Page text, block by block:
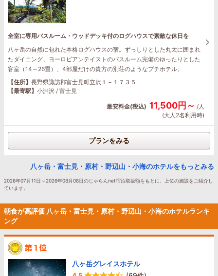
全室に専用バスルーム・ウッドデッキ付のログハウスで素敵な休日を
八ヶ岳の自然に包れた本格ログハウスの宿。ずっしりとした丸太に囲まれ
たダイニング、ヨーロピアンテイストのバスルーム完備のゆったりとした
客室（14～26畳）、4部屋だけの貴方の別荘のようなプチホテル。
【住所】 長野県諏訪郡富士見町立沢１－１７３５
【最寄駅】 小淵沢 / 富士見
最安料金(税込) 11,500円～ /人
(大人2名利用時)
プランをみる
八ヶ岳・富士見・原村・野辺山・小海のホテルをもっとみる
2026年07月11日～2026年08月08日のじゃらんnet宿泊取扱額をもとに、上位の施設をご紹介し
ています。
朝食が高評価 八ヶ岳・富士見・原村・野辺山・小海のホテルランキ
ング
八ヶ岳グレイスホテル